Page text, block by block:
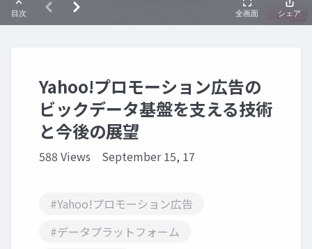
Yahoo!プロモーション広告の
ビックデータ基盤を支える技術
と今後の展望
588 Views September 15, 17
#Yahoo!プロモーション広告
#データプラットフォーム